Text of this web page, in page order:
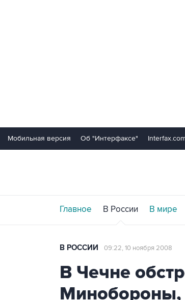
Мобильная версия Об "Интерфаксе"
Главное В России В мире
В РОССИИ 09:22, 10 ноября 2008
В Чечне
Минобороны,